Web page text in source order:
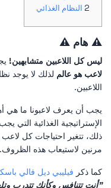
النظام الغذائي
⚠ هام ⚠
ليس كل اللاعبين متشابهين!
لاعب هو عالم لذلك لا يوجد
اللاعبين.
يجب أن يعرف لاعبونا ما هي
الإستراتيجية الغذائية التي
ذلك، تتغير احتياجات كل
مرنين لاستيعاب هذه الظروف.
كما ذكر فيليبي ديل فالي
"أنت تتنافس وكأنك تتدرب